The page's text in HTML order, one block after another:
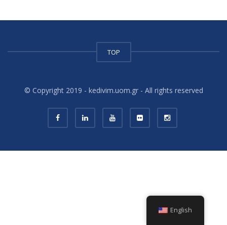
TOP
© Copyright 2019 - kedivim.uom.gr - All rights reserved
English